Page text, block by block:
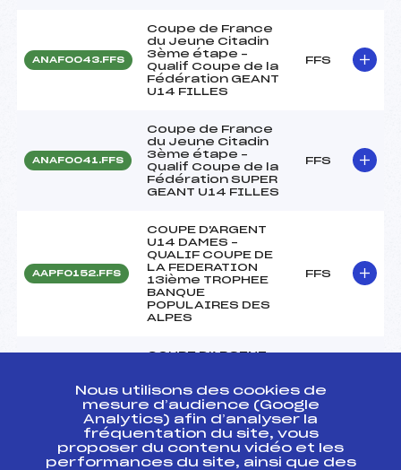
ANAF0043.FFS
Coupe de France
du Jeune Citadin
3ème étape –
Qualif Coupe de la
Fédération GEANT
U14 FILLES
FFS
ANAF0041.FFS
Coupe de France
du Jeune Citadin
3ème étape –
Qualif Coupe de la
Fédération SUPER
GEANT U14 FILLES
FFS
AAPF0152.FFS
COUPE D'ARGENT
U14 DAMES –
QUALIF COUPE DE
LA FEDERATION
13ième TROPHEE
BANQUE
POPULAIRES DES
ALPES
FFS
COUPE D'ARGENT
LA FEDERATION
13ième TROPHEE
BANQUE
POPULAIRES DES
ALPES
FFS
Nous utilisons des cookies de
mesure d’audience (Google
Analytics) afin d’analyser la
fréquentation du site, vous
proposer du contenu vidéo et les
performances du site, ainsi que des